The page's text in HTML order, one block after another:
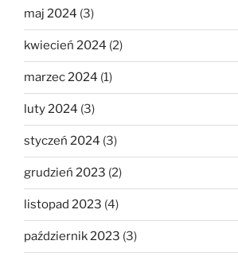
maj 2024 (3)
kwiecień 2024 (2)
marzec 2024 (1)
luty 2024 (3)
styczeń 2024 (3)
grudzień 2023 (2)
listopad 2023 (4)
październik 2023 (3)